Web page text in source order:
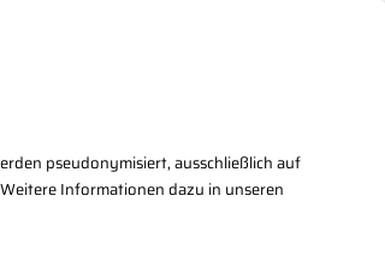
pseudonymisiert, ausschließlich auf
Informationen dazu in unseren